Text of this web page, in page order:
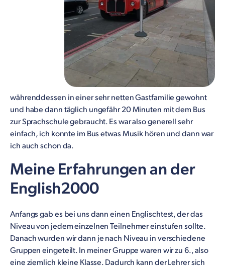
währenddessen in einer sehr netten Gastfamilie gewohnt
und habe dann täglich ungefähr 20 Minuten mit dem Bus
zur Sprachschule gebraucht. Es war also generell sehr
einfach, ich konnte im Bus etwas Musik hören und dann war
ich auch schon da.
Meine Erfahrungen an der
English2000
Anfangs gab es bei uns dann einen Englischtest, der das
Niveau von jedem einzelnen Teilnehmer einstufen sollte.
Danach wurden wir dann je nach Niveau in verschiedene
Gruppen eingeteilt. In meiner Gruppe waren wir zu 6., also
eine ziemlich kleine Klasse. Dadurch kann der Lehrer sich